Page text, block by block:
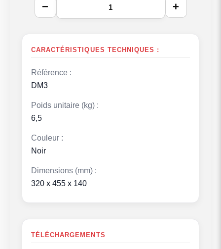
− +
CARACTÉRISTIQUES TECHNIQUES :
Référence :
DM3
Poids unitaire (kg) :
6,5
Couleur :
Noir
Dimensions (mm) :
320 x 455 x 140
TÉLÉCHARGEMENTS